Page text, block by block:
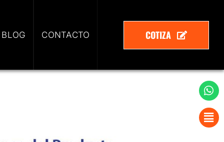
CONTACTO COTIZA